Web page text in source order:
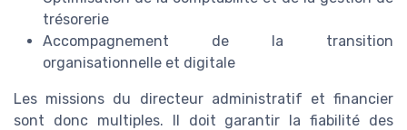
trésorerie
Accompagnement de la transition
organisationnelle et digitale
Les missions du directeur administratif et financier
sont donc multiples. Il doit garantir la fiabilité des